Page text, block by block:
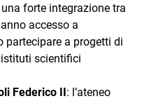
forte integrazione tra
accesso a
partecipare a progetti di
scientifici
Federico II: l’ateneo